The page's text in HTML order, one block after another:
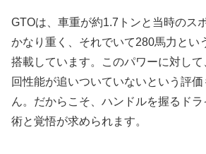
GTOは、車重が約1.7トンと当時のス
かなり重く、それでいて280馬力とい
搭載しています。このパワーに対し
回性能が追いついていないという評
ん。だからこそ、ハンドルを握るド
術と覚悟が求められます。